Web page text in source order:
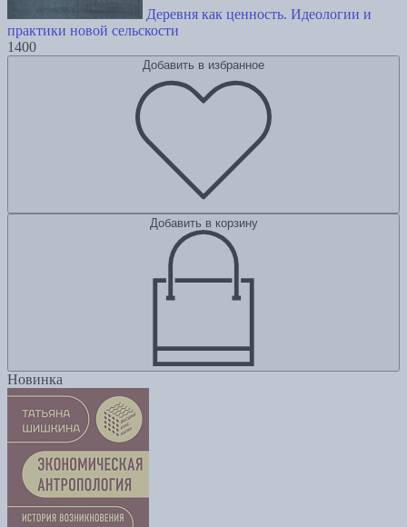
Деревня как ценность. Идеологии и
практики новой сельскости
1400
Добавить в избранное
Добавить в корзину
Новинка